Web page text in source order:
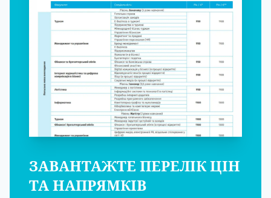
ЗАВАНТАЖТЕ ПЕРЕЛІК ЦІН
ТА НАПРЯМКІВ